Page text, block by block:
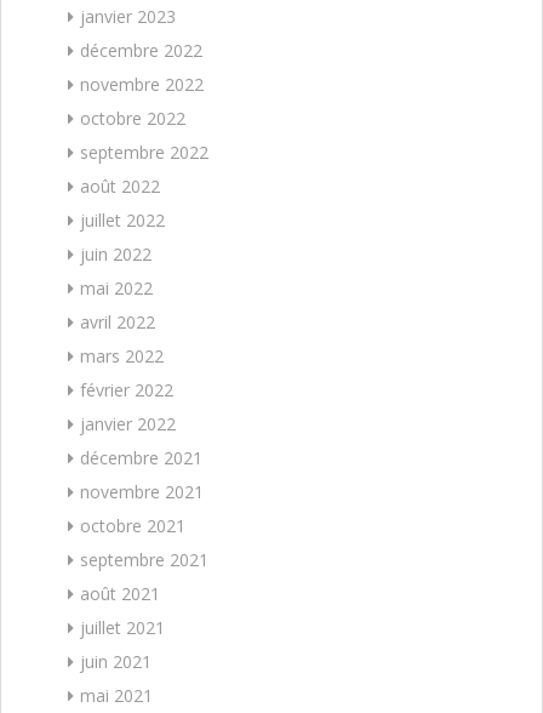
janvier 2023
décembre 2022
novembre 2022
octobre 2022
septembre 2022
août 2022
juillet 2022
juin 2022
mai 2022
avril 2022
mars 2022
février 2022
janvier 2022
décembre 2021
novembre 2021
octobre 2021
septembre 2021
août 2021
juillet 2021
juin 2021
mai 2021